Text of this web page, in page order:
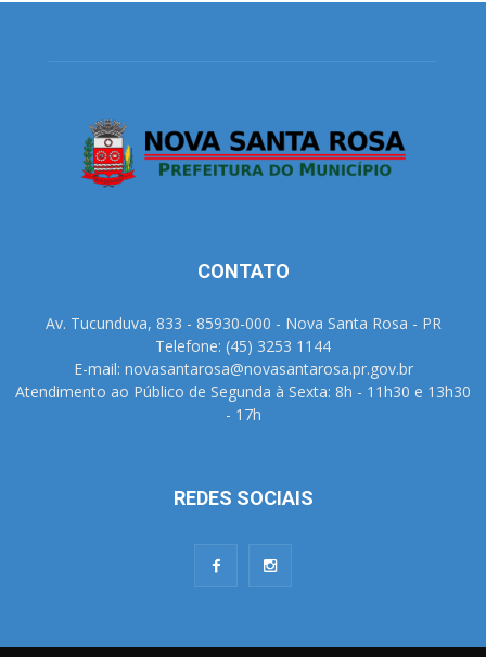
CONTATO
Av. Tucunduva, 833 - 85930-000 - Nova Santa Rosa - PR
Telefone: (45) 3253 1144
E-mail: novasantarosa@novasantarosa.pr.gov.br
Atendimento ao Público de Segunda à Sexta: 8h - 11h30 e 13h30
- 17h
REDES SOCIAIS